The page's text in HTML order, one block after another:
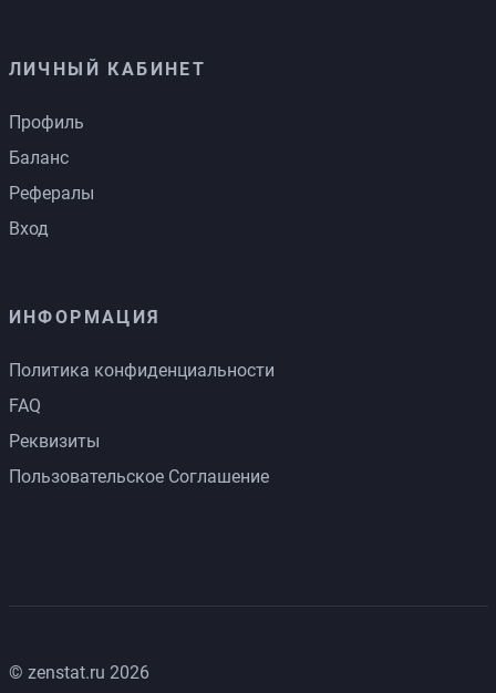
ЛИЧНЫЙ КАБИНЕТ
Профиль
Баланс
Рефералы
Вход
ИНФОРМАЦИЯ
Политика конфиденциальности
FAQ
Реквизиты
Пользовательское Соглашение
© zenstat.ru 2026